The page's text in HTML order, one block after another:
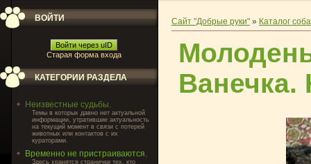
ВОЙТИ
Войти через uID
Старая форма входа
КАТЕГОРИИ РАЗДЕЛА
Неизвестные судьбы.
Темы в которых давно нет актуальной
информации, утратившие актуальность
на текущий момент в связи с потерей
животных или контактов с их
кураторами.
Временно не пристраиваются.
Здесь хранятся странички тех, кто
Сайт "Добрые руки" » Каталог
Ванечка.